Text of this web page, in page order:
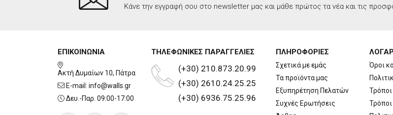
Κάνε την εγγραφή σου στο newsletter μας και μάθε πρώτος τα νέα και τις
ΕΠΙΚΟΙΝΩΝΙΑ
Ακτή Δυμαίων 10, Πάτρα
E-mail: info@walls.gr
Δευ.-Παρ. 09:00-17:00
ΤΗΛΕΦΩΝΙΚΕΣ ΠΑΡΑΓΓΕΛΙΕΣ
(+30) 210.873.20.99
(+30) 2610.24.25.25
(+30) 6936.75.25.96
ΠΛΗΡΟΦΟΡΙΕΣ
Σχετικά με εμάς
Τα προϊόντα μας
Εξυπηρέτηση Πελατών
Συχνές Ερωτήσεις
Όροι